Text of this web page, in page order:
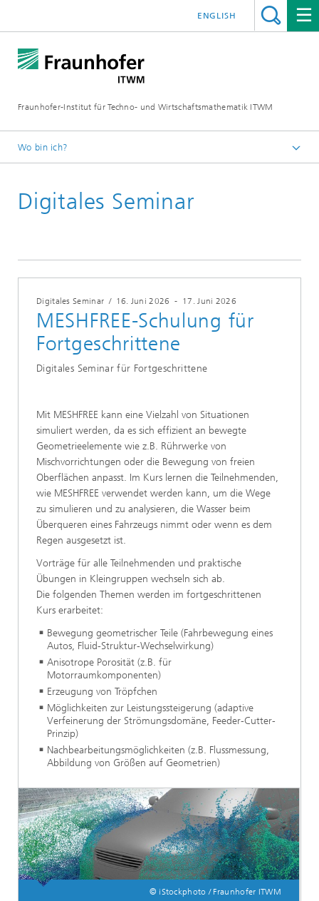
Fraunhofer-Institut für Techno- und Wirtschaftsmathematik ITWM
ENGLISH
Wo bin ich?
Messen|Veranstaltungen
Digitales Seminar
Digitales Seminar / 16. Juni 2026 - 17. Juni 2026
MESHFREE-Schulung für
Fortgeschrittene
Digitales Seminar für Fortgeschrittene
Mit MESHFREE kann eine Vielzahl von Situationen
simuliert werden, da es sich effizient an bewegte
Geometrieelemente wie z.B. Rührwerke von
Mischvorrichtungen oder die Bewegung von freien
Oberflächen anpasst. Im Kurs lernen die Teilnehmenden,
wie MESHFREE verwendet werden kann, um die Wege
zu simulieren und zu analysieren, die Wasser beim
Überqueren eines Fahrzeugs nimmt oder wenn es dem
Regen ausgesetzt ist.
Vorträge für alle Teilnehmenden und praktische
Übungen in Kleingruppen wechseln sich ab.
Die folgenden Themen werden im fortgeschrittenen
Kurs erarbeitet:
Bewegung geometrischer Teile (Fahrbewegung eines
Autos, Fluid-Struktur-Wechselwirkung)
Anisotrope Porosität (z.B. für
Motorraumkomponenten)
Erzeugung von Tröpfchen
Möglichkeiten zur Leistungssteigerung (adaptive
Verfeinerung der Strömungsdomäne, Feeder-Cutter-
Prinzip)
Nachbearbeitungsmöglichkeiten (z.B. Flussmessung,
Abbildung von Größen auf Geometrien)
© iStockphoto / Fraunhofer ITWM